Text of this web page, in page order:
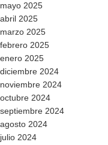
mayo 2025
abril 2025
marzo 2025
febrero 2025
enero 2025
diciembre 2024
noviembre 2024
octubre 2024
septiembre 2024
agosto 2024
julio 2024